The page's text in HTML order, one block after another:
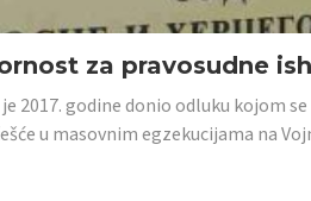
za pravosudne
2017. godine donio odluku kojom
u masovnim egzekucijama na